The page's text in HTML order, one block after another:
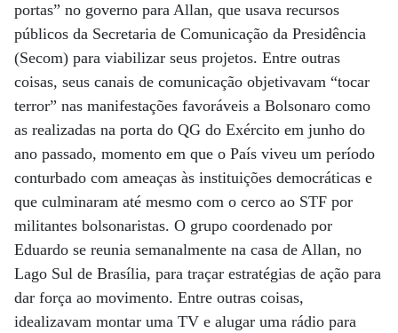
portas” no governo para Allan, que usava recursos
públicos da Secretaria de Comunicação da Presidência
(Secom) para viabilizar seus projetos. Entre outras
coisas, seus canais de comunicação objetivavam “tocar
terror” nas manifestações favoráveis a Bolsonaro como
as realizadas na porta do QG do Exército em junho do
ano passado, momento em que o País viveu um período
conturbado com ameaças às instituições democráticas e
que culminaram até mesmo com o cerco ao STF por
militantes bolsonaristas. O grupo coordenado por
Eduardo se reunia semanalmente na casa de Allan, no
Lago Sul de Brasília, para traçar estratégias de ação para
dar força ao movimento. Entre outras coisas,
idealizavam montar uma TV e alugar uma rádio para